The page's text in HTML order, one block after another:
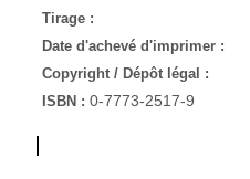
Tirage :
Date d'achevé d'imprimer :
Copyright / Dépôt légal :
ISBN : 0-7773-2517-9